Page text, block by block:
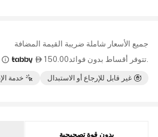
جميع الأسعار شاملة ضريبة القيمة المضافة
.تتوفر أقساط بدون فوائد150.00

غير قابل للإرجاع أو الاستبدال خدمة
بدون قوة تصحيحية